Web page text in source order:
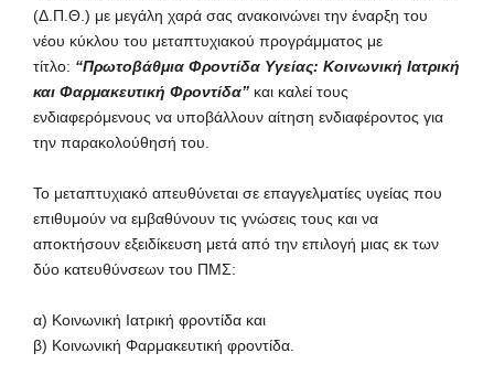
(Δ.Π.Θ.) με μεγάλη χαρά σας ανακοινώνει την έναρξη του
νέου κύκλου του μεταπτυχιακού προγράμματος με
τίτλο: “Πρωτοβάθμια Φροντίδα Υγείας: Κοινωνική Ιατρική
και Φαρμακευτική Φροντίδα” και καλεί τους
ενδιαφερόμενους να υποβάλλουν αίτηση ενδιαφέροντος για
την παρακολούθησή του.
Το μεταπτυχιακό απευθύνεται σε επαγγελματίες υγείας που
επιθυμούν να εμβαθύνουν τις γνώσεις τους και να
αποκτήσουν εξειδίκευση μετά από την επιλογή μιας εκ των
δύο κατευθύνσεων του ΠΜΣ:
α) Κοινωνική Ιατρική φροντίδα και
β) Κοινωνική Φαρμακευτική φροντίδα.